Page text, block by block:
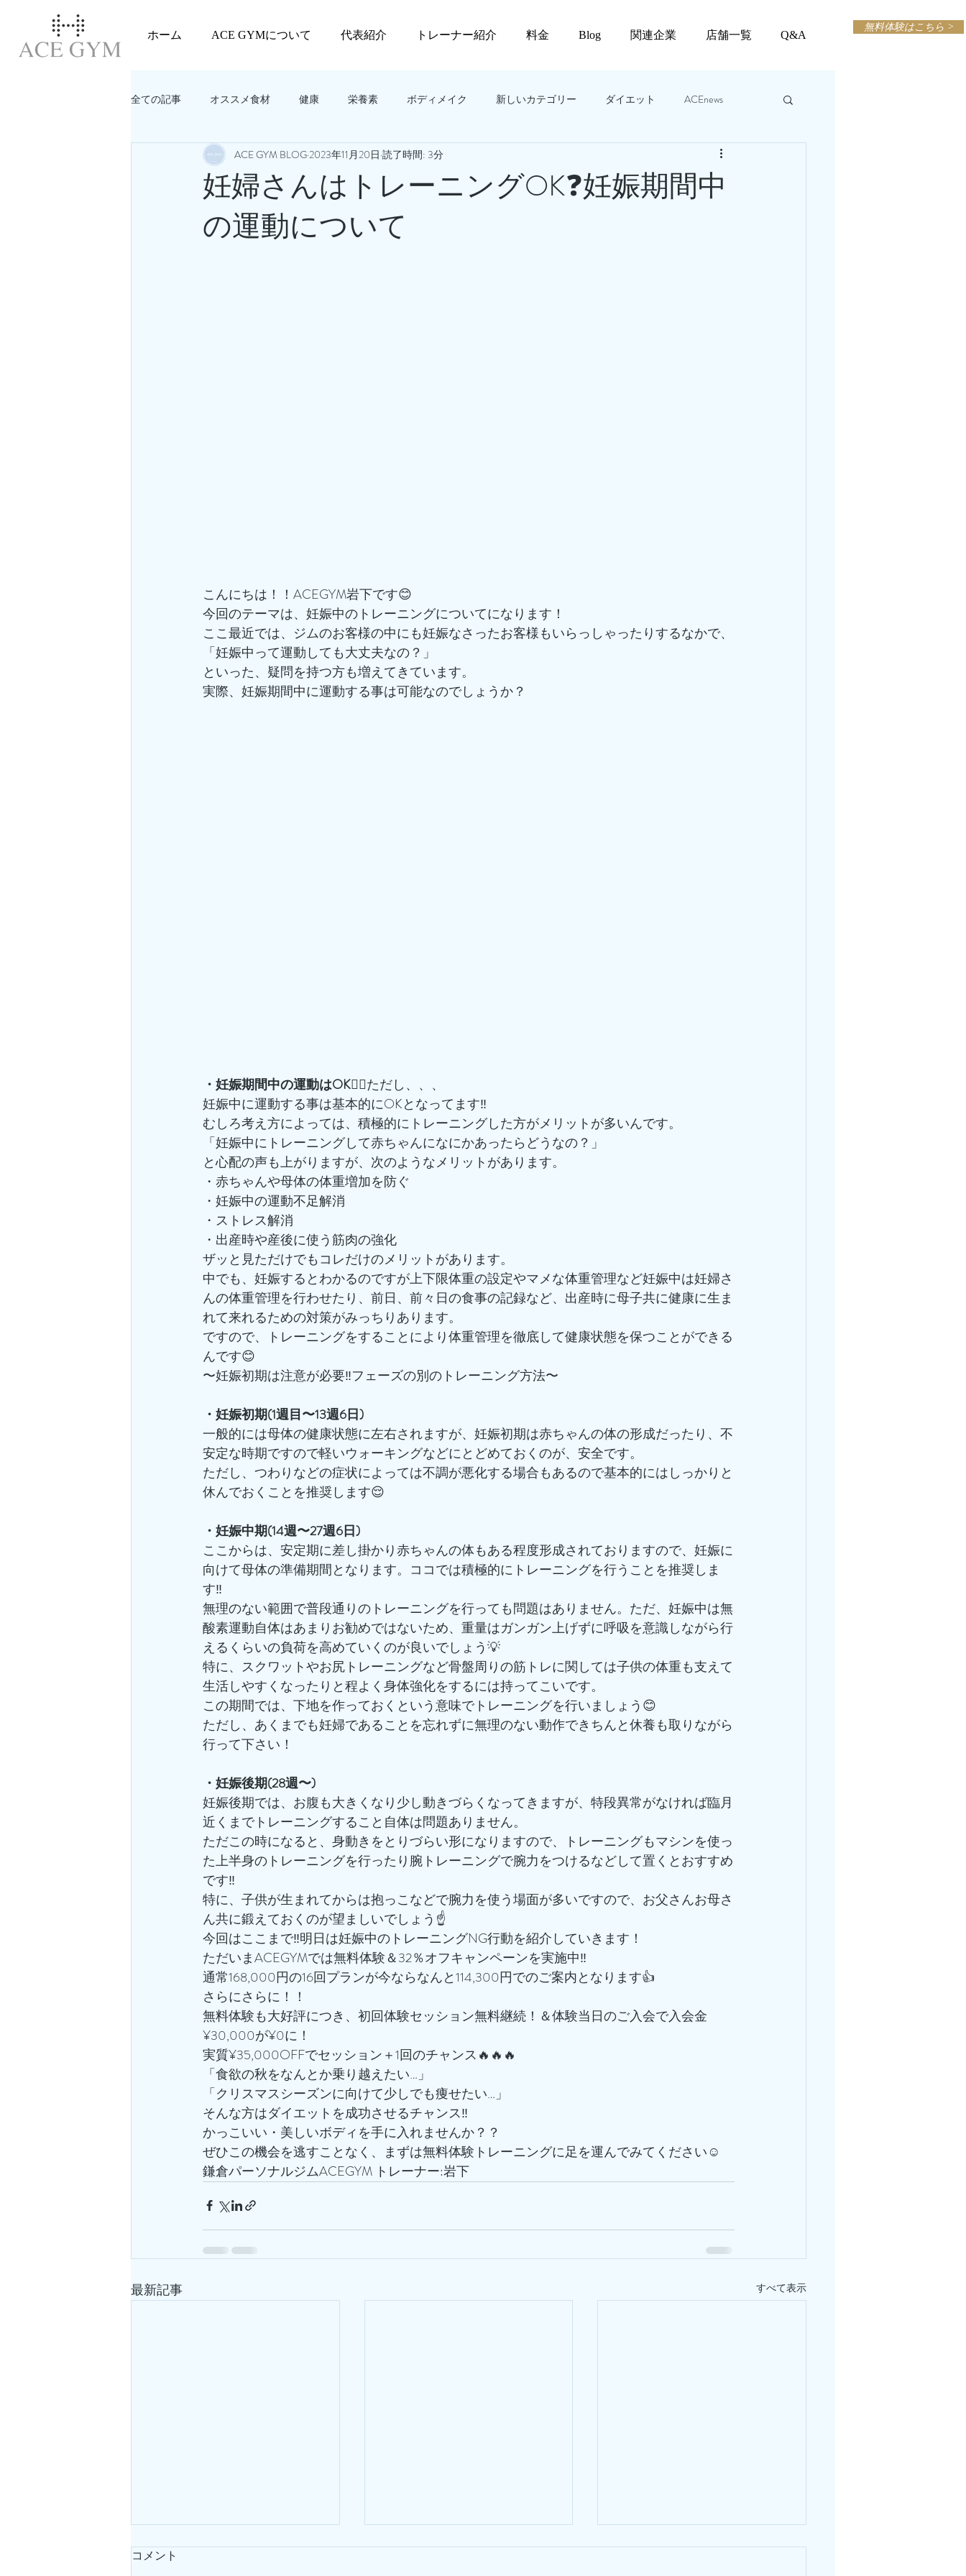
ホーム ACE GYMについて 代表紹介 トレーナー紹介 料金 Blog 関連企業 店舗一覧 Q&A
無料体験はこちら >
全ての記事 オススメ食材 健康 栄養素 ボディメイク 新しいカテゴリー ダイエット ACEnews
教えてACEGYM‼️ 美容
妊婦さんはトレーニングOK❓妊娠期間中
の運動について
ACE GYM BLOG 2023年11月20日 読了時間: 3分
こんにちは！！ACEGYM岩下です😊
今回のテーマは、妊娠中のトレーニングについてになります！
ここ最近では、ジムのお客様の中にも妊娠なさったお客様もいらっしゃったりするなかで、
「妊娠中って運動しても大丈夫なの？」
といった、疑問を持つ方も増えてきています。
実際、妊娠期間中に運動する事は可能なのでしょうか？
・妊娠期間中の運動はOK🙆‍♂️ただし、、、
妊娠中に運動する事は基本的にOKとなってます‼️
むしろ考え方によっては、積極的にトレーニングした方がメリットが多いんです。
「妊娠中にトレーニングして赤ちゃんになにかあったらどうなの？」
と心配の声も上がりますが、次のようなメリットがあります。
・赤ちゃんや母体の体重増加を防ぐ
・妊娠中の運動不足解消
・ストレス解消
・出産時や産後に使う筋肉の強化
ザッと見ただけでもコレだけのメリットがあります。
中でも、妊娠するとわかるのですが上下限体重の設定やマメな体重管理など妊娠中は妊婦さ
んの体重管理を行わせたり、前日、前々日の食事の記録など、出産時に母子共に健康に生ま
れて来れるための対策がみっちりあります。
ですので、トレーニングをすることにより体重管理を徹底して健康状態を保つことができる
んです😊
〜妊娠初期は注意が必要‼️フェーズの別のトレーニング方法〜
・妊娠初期(1週目〜13週6日)
一般的には母体の健康状態に左右されますが、妊娠初期は赤ちゃんの体の形成だったり、不
安定な時期ですので軽いウォーキングなどにとどめておくのが、安全です。
ただし、つわりなどの症状によっては不調が悪化する場合もあるので基本的にはしっかりと
休んでおくことを推奨します😌
・妊娠中期(14週〜27週6日)
ここからは、安定期に差し掛かり赤ちゃんの体もある程度形成されておりますので、妊娠に
向けて母体の準備期間となります。ココでは積極的にトレーニングを行うことを推奨しま
す‼️
無理のない範囲で普段通りのトレーニングを行っても問題はありません。ただ、妊娠中は無
酸素運動自体はあまりお勧めではないため、重量はガンガン上げずに呼吸を意識しながら行
えるくらいの負荷を高めていくのが良いでしょう💡
特に、スクワットやお尻トレーニングなど骨盤周りの筋トレに関しては子供の体重も支えて
生活しやすくなったりと程よく身体強化をするには持ってこいです。
この期間では、下地を作っておくという意味でトレーニングを行いましょう😊
ただし、あくまでも妊婦であることを忘れずに無理のない動作できちんと休養も取りながら
行って下さい！
・妊娠後期(28週〜)
妊娠後期では、お腹も大きくなり少し動きづらくなってきますが、特段異常がなければ臨月
近くまでトレーニングすること自体は問題ありません。
ただこの時になると、身動きをとりづらい形になりますので、トレーニングもマシンを使っ
た上半身のトレーニングを行ったり腕トレーニングで腕力をつけるなどして置くとおすすめ
です‼️
特に、子供が生まれてからは抱っこなどで腕力を使う場面が多いですので、お父さんお母さ
ん共に鍛えておくのが望ましいでしょう☝️
今回はここまで‼️明日は妊娠中のトレーニングNG行動を紹介していきます！
ただいまACEGYMでは無料体験＆32％オフキャンペーンを実施中‼️
通常168,000円の16回プランが今ならなんと114,300円でのご案内となります👍
さらにさらに！！
無料体験も大好評につき、初回体験セッション無料継続！＆体験当日のご入会で入会金
¥30,000が¥0に！
実質¥35,000OFFでセッション＋1回のチャンス🔥🔥🔥
「食欲の秋をなんとか乗り越えたい…」
「クリスマスシーズンに向けて少しでも痩せたい…」
そんな方はダイエットを成功させるチャンス‼️
かっこいい・美しいボディを手に入れませんか？？
ぜひこの機会を逃すことなく、まずは無料体験トレーニングに足を運んでみてください☺️
鎌倉パーソナルジムACEGYM トレーナー:岩下
最新記事 すべて表示
コメント